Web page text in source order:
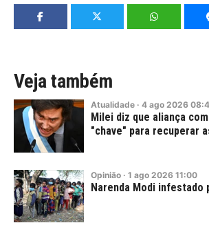
Veja também
Atualidade · 4 ago 2026
Milei diz que aliança
"chave" para recuperar
Opinião · 1 ago 2026 11:00
Narenda Modi infestado